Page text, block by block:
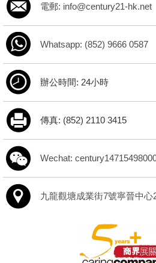
電郵: info@century21-hk.net
Whatsapp: (852) 9666 0587
辦公時間: 24小時
傳真: (852) 2110 3415
Wechat:
九龍觀塘成業街7號寧晉中心